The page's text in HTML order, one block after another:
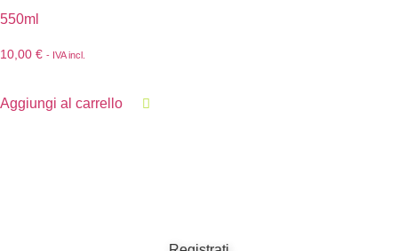
550ml
10,00 € - IVA incl.
Aggiungi al carrello